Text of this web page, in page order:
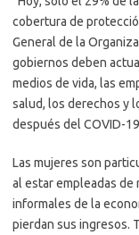
cobertura de
General de la
gobiernos deben
medios de vida, las
salud, los derechos y
después del COVID-
Las mujeres son
al estar empleadas de
informales de la
pierdan sus ingresos.